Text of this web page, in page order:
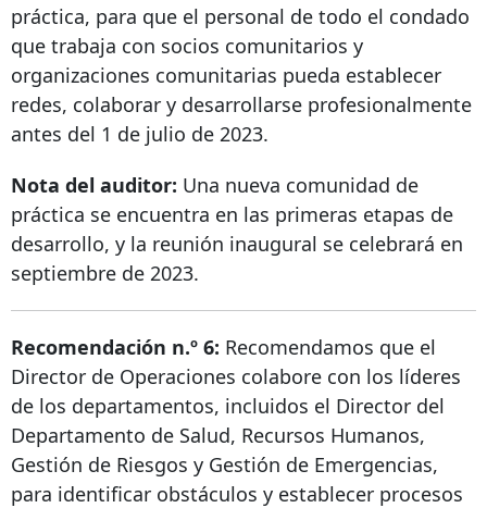
práctica, para que el personal de todo el condado
que trabaja con socios comunitarios y
organizaciones comunitarias pueda establecer
redes, colaborar y desarrollarse profesionalmente
antes del 1 de julio de 2023.
Nota del auditor: Una nueva comunidad de
práctica se encuentra en las primeras etapas de
desarrollo, y la reunión inaugural se celebrará en
septiembre de 2023.
Recomendación n.º 6: Recomendamos que el
Director de Operaciones colabore con los líderes
de los departamentos, incluidos el Director del
Departamento de Salud, Recursos Humanos,
Gestión de Riesgos y Gestión de Emergencias,
para identificar obstáculos y establecer procesos